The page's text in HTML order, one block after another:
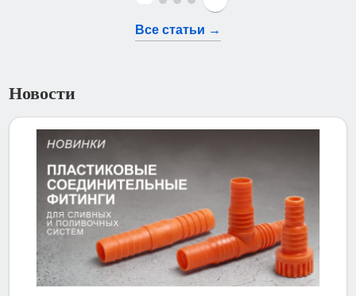
Все статьи →
Новости